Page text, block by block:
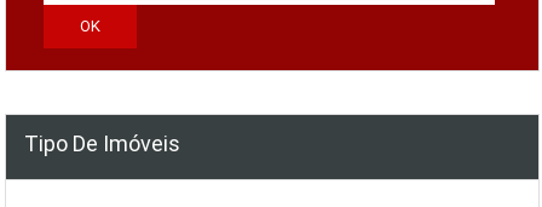
Tipo De Imóveis